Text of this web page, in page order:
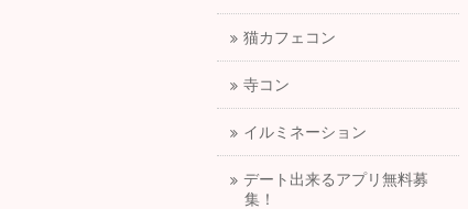
猫カフェコン
寺コン
イルミネーション
デート出来るアプリ無料募
集！